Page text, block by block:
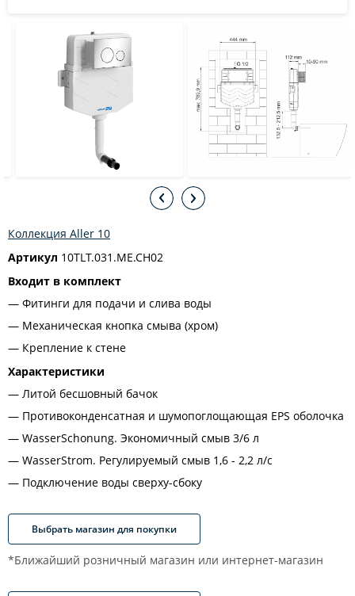
Коллекция Aller 10
Артикул 10TLT.031.ME.CH02
Входит в комплект
Фитинги для подачи и слива воды
Механическая кнопка смыва (хром)
Крепление к стене
Характеристики
Литой бесшовный бачок
Противоконденсатная и шумопоглощающая EPS оболочка
WasserSchonung. Экономичный смыв 3/6 л
WasserStrom. Регулируемый смыв 1,6 - 2,2 л/с
Подключение воды сверху-сбоку
Выбрать магазин для покупки
*Ближайший розничный магазин или интернет-магазин